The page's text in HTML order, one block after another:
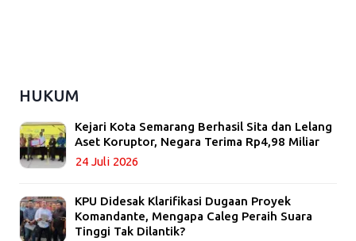
HUKUM
Kejari Kota Semarang Berhasil Sita dan Lelang
Aset Koruptor, Negara Terima Rp4,98 Miliar
24 Juli 2026
KPU Didesak Klarifikasi Dugaan Proyek
Komandante, Mengapa Caleg Peraih Suara
Tinggi Tak Dilantik?